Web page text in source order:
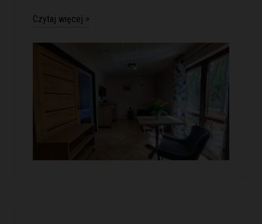
Czytaj więcej >